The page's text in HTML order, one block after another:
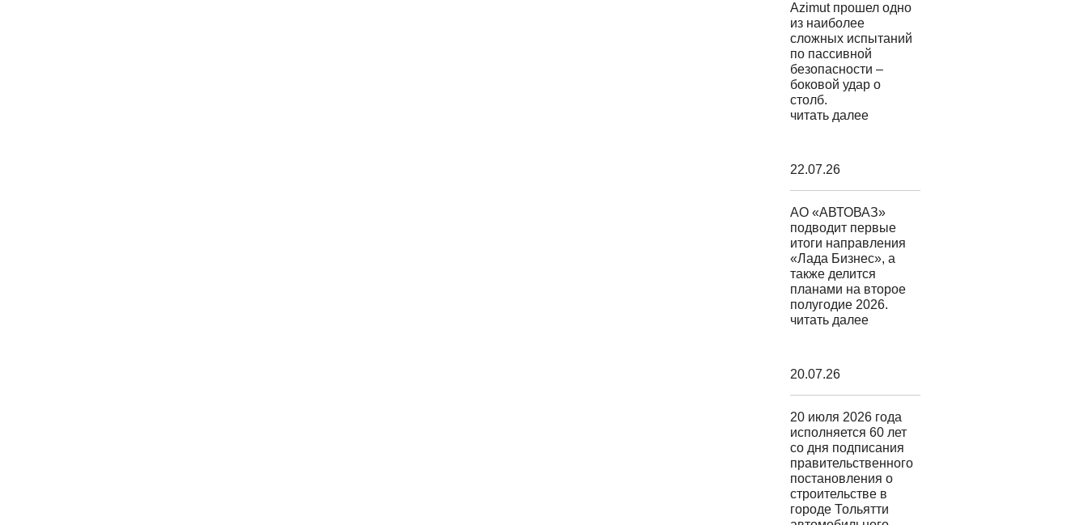
Azimut прошел одно
из наиболее
сложных испытаний
по пассивной
безопасности –
боковой удар о
столб.
читать далее
22.07.26
АО «АВТОВАЗ»
подводит первые
итоги направления
«Лада Бизнес», а
также делится
планами на второе
полугодие 2026.
читать далее
20.07.26
20 июля 2026 года
исполняется 60 лет
со дня подписания
правительственного
постановления о
строительстве в
городе Тольятти